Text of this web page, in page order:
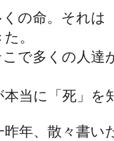
の命。それは
。
で多くの人達
本当に「死」
年、散々書い